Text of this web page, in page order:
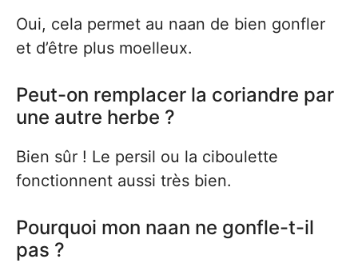
Oui, cela permet au naan de bien gonfler
et d’être plus moelleux.
Peut-on remplacer la coriandre par
une autre herbe ?
Bien sûr ! Le persil ou la ciboulette
fonctionnent aussi très bien.
Pourquoi mon naan ne gonfle-t-il
pas ?